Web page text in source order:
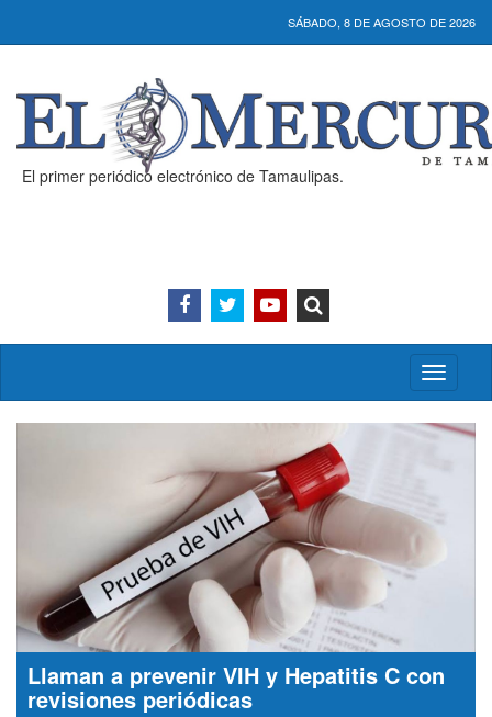
SÁBADO, 8 DE AGOSTO DE 2026
El primer periódico electrónico de Tamaulipas.
Activar/
menú
Llaman a prevenir VIH y Hepatitis C con
revisiones periódicas